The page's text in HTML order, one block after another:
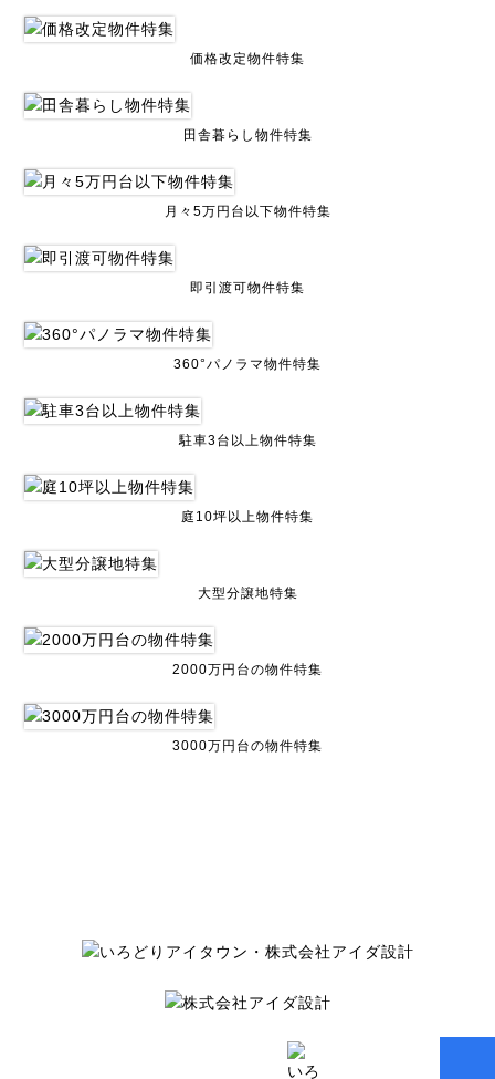
価格改定物件特集
田舎暮らし物件特集
月々5万円台以下物件特集
即引渡可物件特集
360°パノラマ物件特集
駐車3台以上物件特集
庭10坪以上物件特集
大型分譲地特集
2000万円台の物件特集
3000万円台の物件特集